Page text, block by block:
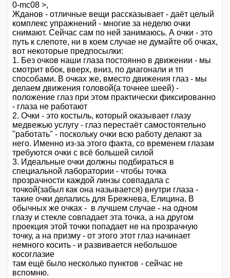
0-mc08 >,
Жданов - отличные вещи рассказывает - даёт целый
комплекс упражнений - многие за неделю очки
снимают. Сейчас сам по ней занимаюсь. А очки - это
путь к слепоте, ни в коем случае не думайте об очках,
вот некоторые предпосылки:
1. Без очков наши глаза постоянно в движении - мы
смотрит вбок, вверх, вниз, по диагонали и тп
способами. В очках же, вместо движения глаз - мы
делаем движения головой(а точнее шеей) -
положение глаз при этом практически фиксированно
- глаза не работают
2. Очки - это костыль, который оказывает глазу
медвежью услугу - глаз перестаёт самостоятельно
"работать" - поскольку очки всю работу делают за
него. Именно из-за этого факта, со временем глазам
требуются очки с всё большей силой
3. Идеальные очки должны подбираться в
специальной лаборатории - чтобы точка
прозрачности каждой линзы совпадала с
точкой(забыл как она называется) внутри глаза -
такие очки делались для Брежнева, Елицина. В
обычных же очках - в лучшем случае - на одном
глазу и стекле совпадает эта точка, а на другом
проекция этой точки попадает не на прозрачную
точку, а на призму - от этого этот глаз начинает
немного косить - и развивается небольшое
косоглазие
там ещё было несколько пунктов - сейчас не
вспомню.